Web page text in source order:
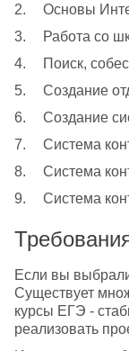
2.	Основы
3.	Работа со
4.	Поиск,
5.	Создание
6.	Создание
7.	Система
8.	Система
9.	Система
Если вы
Существует
курсы ЕГЭ -
реализовать